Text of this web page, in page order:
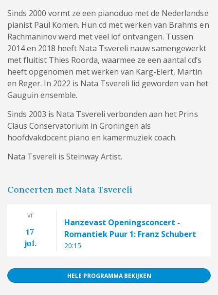
Sinds 2000 vormt ze een pianoduo met de Nederlandse
pianist Paul Komen. Hun cd met werken van Brahms en
Rachmaninov werd met veel lof ontvangen. Tussen
2014 en 2018 heeft Nata Tsvereli nauw samengewerkt
met fluitist Thies Roorda, waarmee ze een aantal cd’s
heeft opgenomen met werken van Karg-Elert, Martin
en Reger. In 2022 is Nata Tsvereli lid geworden van het
Gauguin ensemble.
Sinds 2003 is Nata Tsvereli verbonden aan het Prins
Claus Conservatorium in Groningen als
hoofdvakdocent piano en kamermuziek coach.
Nata Tsvereli is Steinway Artist.
Concerten met Nata Tsvereli
vr
17
jul.
Hanzevast Openingsconcert -
Romantiek Puur 1: Franz Schubert
20:15
HELE PROGRAMMA BEKIJKEN